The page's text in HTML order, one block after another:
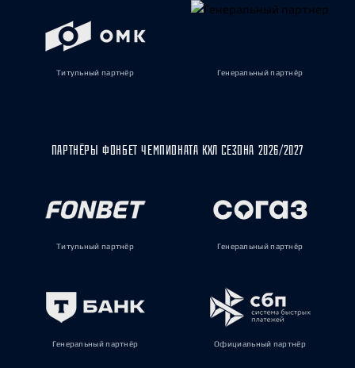
Титульный партнёр Генеральный партнёр
ПАРТНЁРЫ ФОНБЕТ ЧЕМПИОНАТА КХЛ СЕЗОНА 2026/2027
Титульный партнёр Генеральный партнёр
Генеральный партнёр Официальный партнёр